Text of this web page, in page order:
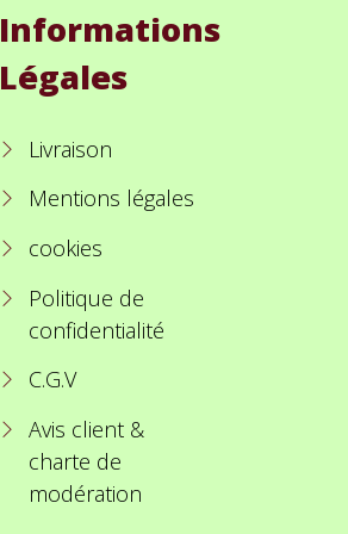
Informations
Légales
Livraison
Mentions légales
cookies
Politique de
confidentialité
C.G.V
Avis client &
charte de
modération